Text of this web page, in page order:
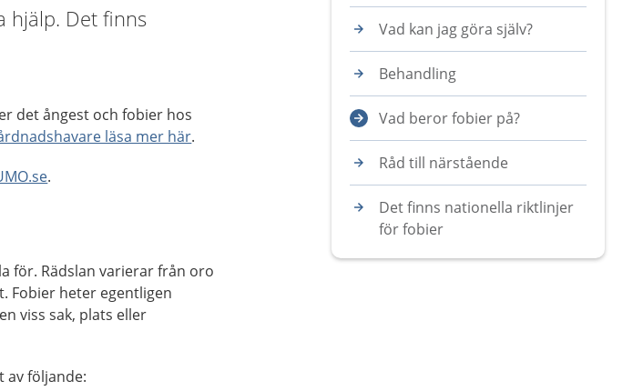
hjälp. Det finns
det ångest och fobier hos
läsa mer här.
.
för. Rädslan varierar från oro
Fobier heter egentligen
viss sak, plats eller
av följande:
Vad kan jag göra själv?
Behandling
Vad beror fobier på?
Råd till närstående
Det finns nationella riktlinjer
för fobier